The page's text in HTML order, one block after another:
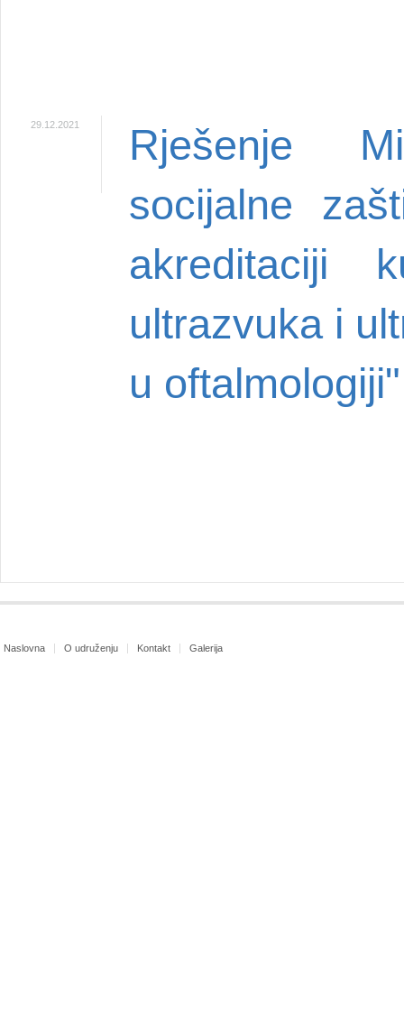
29.12.2021
Rješenje
socijalne
akreditaciji
ultrazvuka i
u oftalmologiji"
Naslovna O udruženju Kontakt Galerija